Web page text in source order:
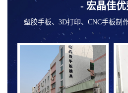
- 宏晶佳优
塑胶手板、3D打印、CNC手板制